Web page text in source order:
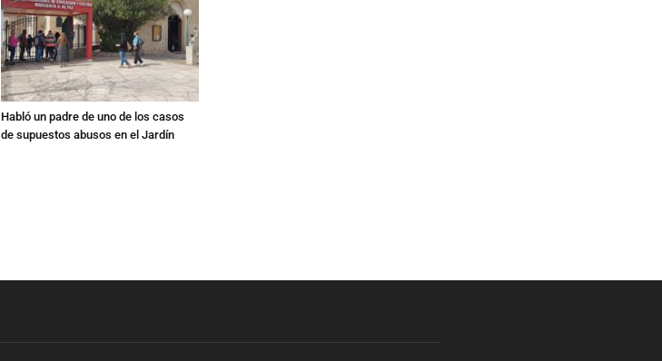
Habló un padre de uno de los casos
de supuestos abusos en el Jardín